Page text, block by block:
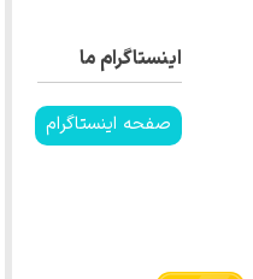
اینستاگرام ما
صفحه اینستاگرام